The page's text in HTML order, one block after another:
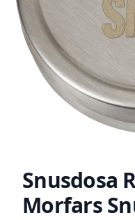
Snusdosa
Morfars